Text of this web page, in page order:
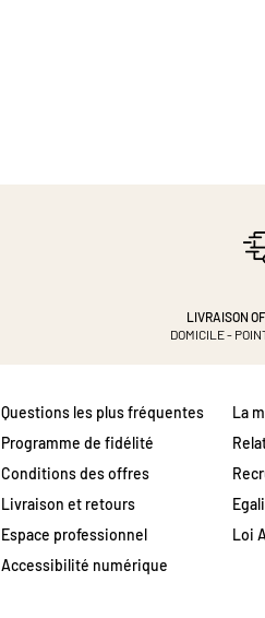
LIVRAISON
DOMICILE -
Questions les plus fréquentes
Programme de fidélité
Conditions des offres
Livraison et retours
Espace professionnel
Accessibilité numérique
La
Loi